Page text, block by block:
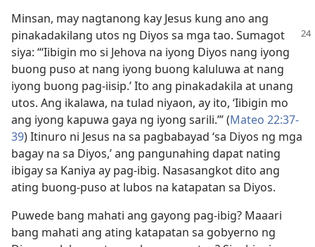
Minsan, may nagtanong kay Jesus kung ano ang
pinakadakilang utos ng Diyos sa mga tao. Sumagot
siya: “‘Iibigin mo si Jehova na iyong Diyos nang iyong
buong puso at nang iyong buong kaluluwa at nang
iyong buong pag-iisip.’ Ito ang pinakadakila at unang
utos. Ang ikalawa, na tulad niyaon, ay ito, ‘Iibigin mo
ang iyong kapuwa gaya ng iyong sarili.’” (Mateo 22:37-
39) Itinuro ni Jesus na sa pagbabayad ‘sa Diyos ng mga
bagay na sa Diyos,’ ang pangunahing dapat nating
ibigay sa Kaniya ay pag-ibig. Nasasangkot dito ang
ating buong-puso at lubos na katapatan sa Diyos.
Puwede bang mahati ang gayong pag-ibig? Maaari
bang mahati ang ating katapatan sa gobyerno ng